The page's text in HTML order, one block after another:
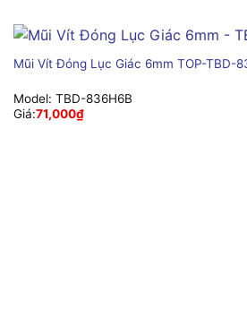
Mũi Vít Đóng Lục Giác 6mm TOP-TBD-
Model: TBD-836H6B
Giá:71,000₫